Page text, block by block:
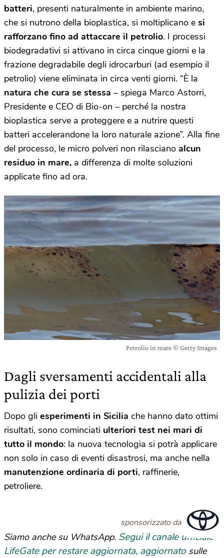
batteri, presenti naturalmente in ambiente marino,
che si nutrono della bioplastica, si moltiplicano e si
rafforzano fino ad attaccare il petrolio. I processi
biodegradativi si attivano in circa cinque giorni e la
frazione degradabile degli idrocarburi (ad esempio il
petrolio) viene eliminata in circa venti giorni. “È la
natura che cura se stessa – spiega Marco Astorri,
Presidente e CEO di Bio-on – perché la nostra
bioplastica serve a proteggere e a nutrire questi
batteri accelerandone la loro naturale azione”. Alla fine
del processo, le micro polveri non rilasciano alcun
residuo in mare, a differenza di molte soluzioni
applicate fino ad ora.
Petrolio in mare © Getty Images
Dagli sversamenti accidentali alla
pulizia dei porti
Dopo gli esperimenti in Sicilia che hanno dato ottimi
risultati, sono cominciati ulteriori test nei mari di
tutto il mondo: la nuova tecnologia si potrà applicare
non solo in caso di eventi disastrosi, ma anche nella
manutenzione ordinaria di porti, raffinerie,
petroliere.
sponsorizzato da
Siamo anche su WhatsApp. Segui il canale ufficiale
LifeGate per restare aggiornata, aggiornato sulle